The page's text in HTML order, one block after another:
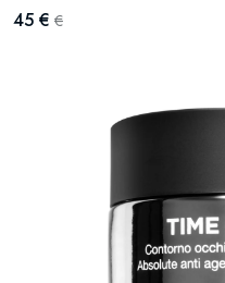
45 € €